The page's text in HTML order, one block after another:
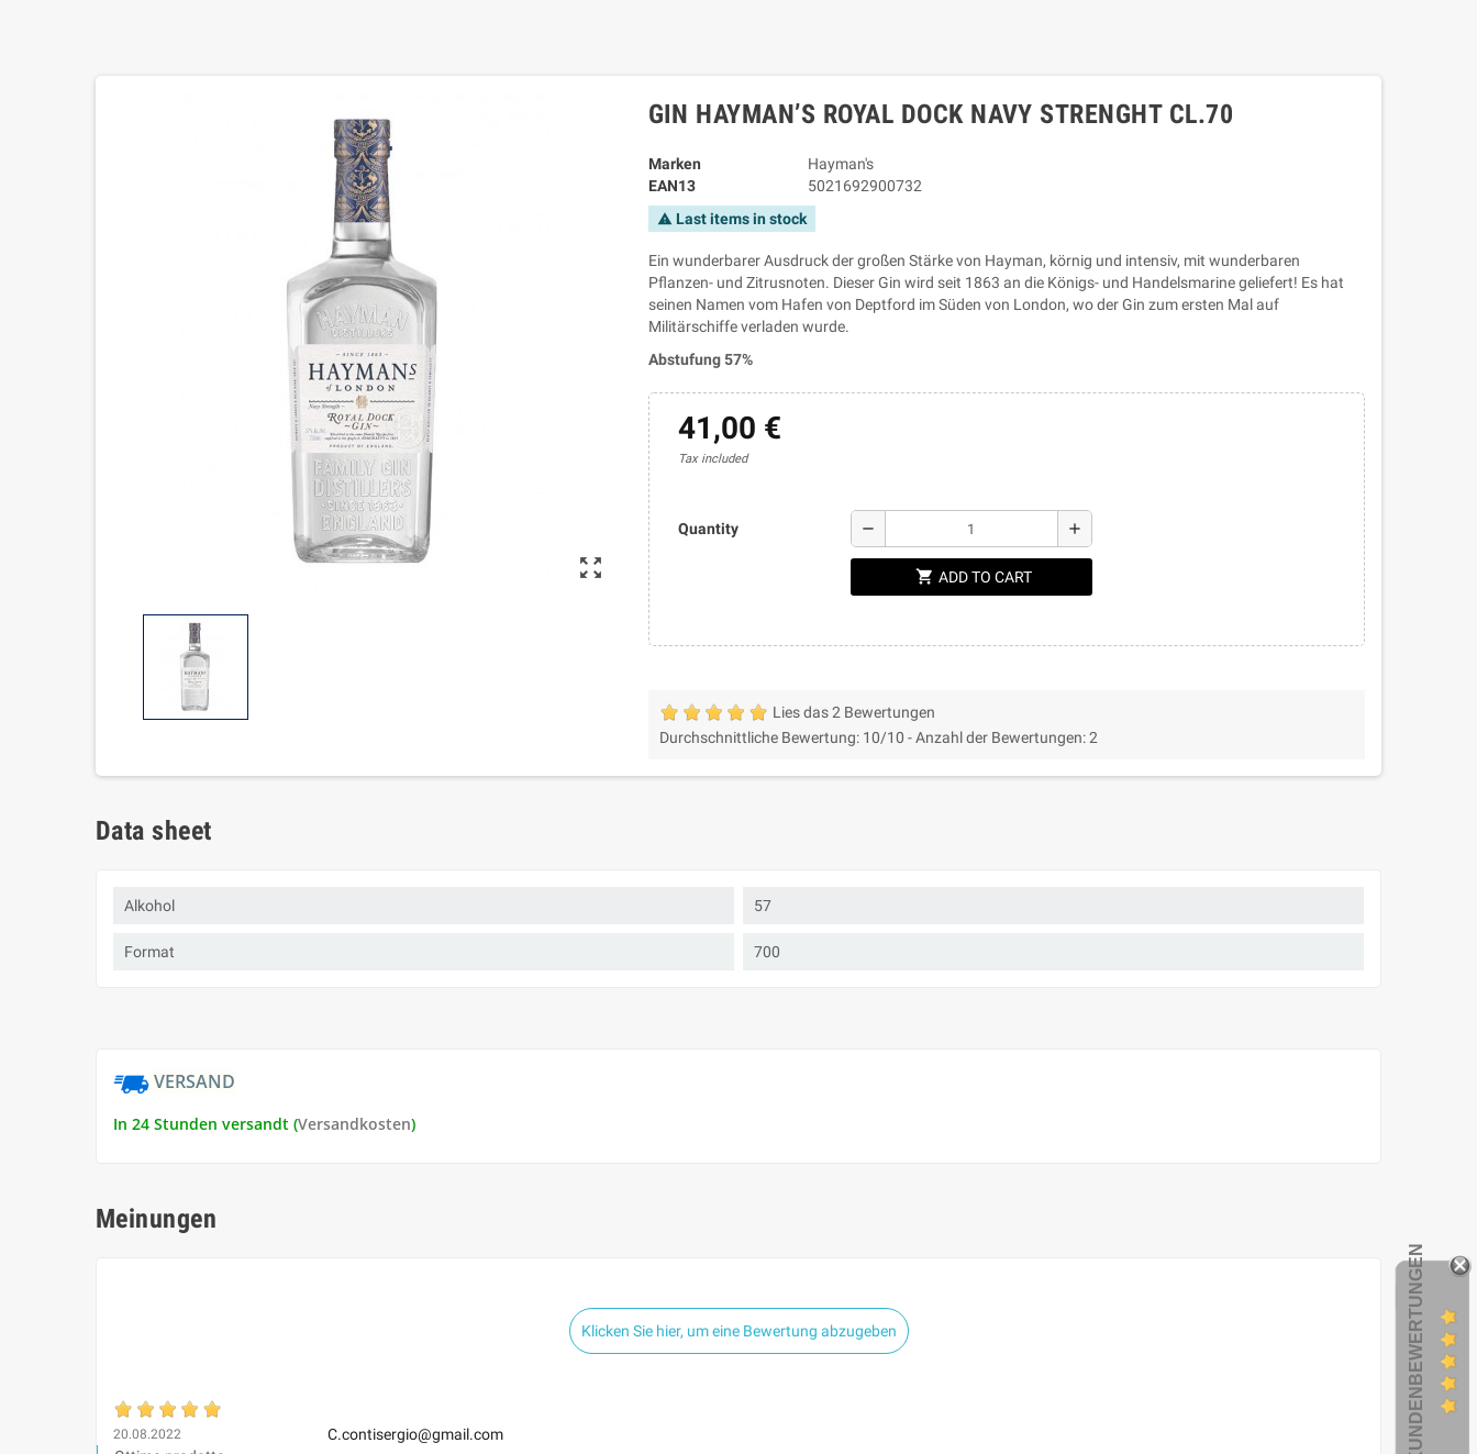
zoom_out_map
GIN HAYMAN’S ROYAL DOCK NAVY STRENGHT CL.70
Marken
Hayman's
EAN13
5021692900732
warning Last items in stock
Ein wunderbarer Ausdruck der großen Stärke von Hayman, körnig und intensiv, mit wunderbaren
Pflanzen- und Zitrusnoten. Dieser Gin wird seit 1863 an die Königs- und Handelsmarine geliefert! Es hat
seinen Namen vom Hafen von Deptford im Süden von London, wo der Gin zum ersten Mal auf
Militärschiffe verladen wurde.
Abstufung 57%
41,00 €
Tax included
Quantity remove add
shopping_cart ADD TO CART
Lies das 2 Bewertungen
Durchschnittliche Bewertung: 10/10 -Anzahl der Bewertungen:2
Data sheet
Alkohol 57
Format 700
VERSAND
In 24 Stunden versandt (Versandkosten)
Meinungen
Klicken Sie hier, um eine Bewertung abzugeben
20.08.2022
C.contisergio@gmail.com
KUNDENBEWERTUNGEN